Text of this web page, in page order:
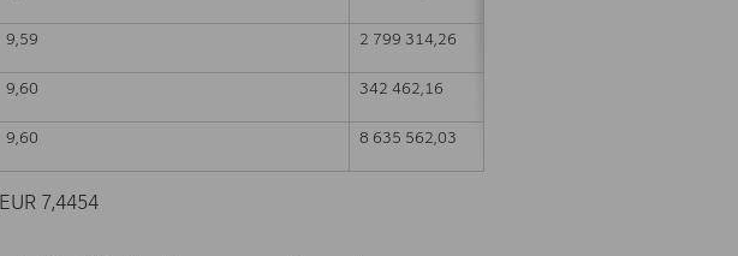
9,59 2 799 314,26
9,60 342 462,16
9,60 8 635 562,03
7,4454